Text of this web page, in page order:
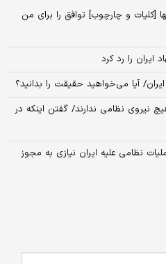
[کلیات و چارچوب] توافق را برای من
آیا می‌خواهید حقیقت را بدانید؟
نیروی نظامی ندارند/ گفتن اینکه در
نظامی علیه ایران نیازی به مجوز